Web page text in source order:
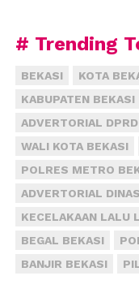
Cikampek, akses
perdagangan di
ke Bandung serta
membuat lokasi,
ada dua.
fasilitas baru.
Bandung,
# Trending
BEKASI KOTA
KABUPATEN BEKASI
ADVERTORIAL
WALI KOTA BEKASI
POLRES METRO
ADVERTORIAL
KECELAKAAN LALU
BEGAL BEKASI
BANJIR BEKASI